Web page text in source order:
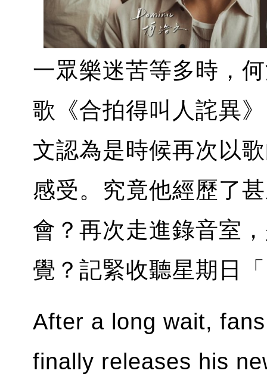
一眾樂迷苦等多時，
歌《合拍得叫人詫異
文認為是時候再次以
感受。究竟他經歷了
會？再次走進錄音室
覺？記緊收聽星期日
After a long wait,
finally releases his